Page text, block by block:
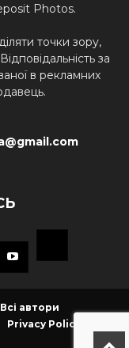
Photos.
точки зору,
за
в рекламних
Всі автори
Privacy Policy